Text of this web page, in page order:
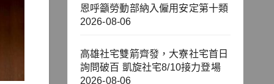
恩呼籲勞動部納入僱用安定第十類
2026-08-06
高雄社宅雙箭齊發，大寮社宅首日
詢問破百 凱旋社宅8/10接力登場
2026-08-06